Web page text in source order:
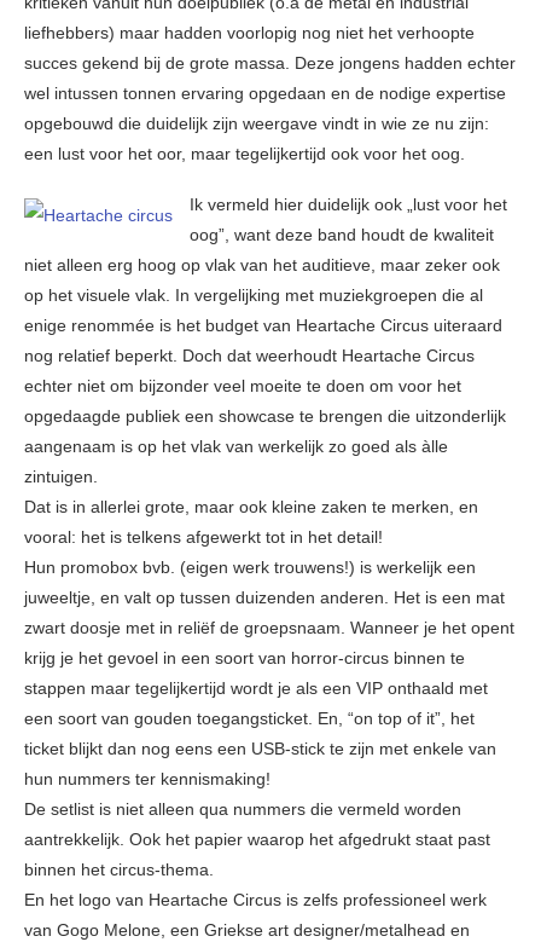
liefhebbers) maar hadden voorlopig nog niet het verhoopte
succes gekend bij de grote massa. Deze jongens hadden echter
wel intussen tonnen ervaring opgedaan en de nodige expertise
opgebouwd die duidelijk zijn weergave vindt in wie ze nu zijn:
een lust voor het oor, maar tegelijkertijd ook voor het oog.
Ik vermeld hier duidelijk ook „lust voor het
oog”, want deze band houdt de kwaliteit
niet alleen erg hoog op vlak van het auditieve, maar zeker ook
op het visuele vlak. In vergelijking met muziekgroepen die al
enige renommée is het budget van Heartache Circus uiteraard
nog relatief beperkt. Doch dat weerhoudt Heartache Circus
echter niet om bijzonder veel moeite te doen om voor het
opgedaagde publiek een showcase te brengen die uitzonderlijk
aangenaam is op het vlak van werkelijk zo goed als àlle
zintuigen.
Dat is in allerlei grote, maar ook kleine zaken te merken, en
vooral: het is telkens afgewerkt tot in het detail!
Hun promobox bvb. (eigen werk trouwens!) is werkelijk een
juweeltje, en valt op tussen duizenden anderen. Het is een mat
zwart doosje met in reliëf de groepsnaam. Wanneer je het opent
krijg je het gevoel in een soort van horror-circus binnen te
stappen maar tegelijkertijd wordt je als een VIP onthaald met
een soort van gouden toegangsticket. En, “on top of it”, het
ticket blijkt dan nog eens een USB-stick te zijn met enkele van
hun nummers ter kennismaking!
De setlist is niet alleen qua nummers die vermeld worden
aantrekkelijk. Ook het papier waarop het afgedrukt staat past
binnen het circus-thema.
En het logo van Heartache Circus is zelfs professioneel werk
van Gogo Melone, een Griekse art designer/metalhead en